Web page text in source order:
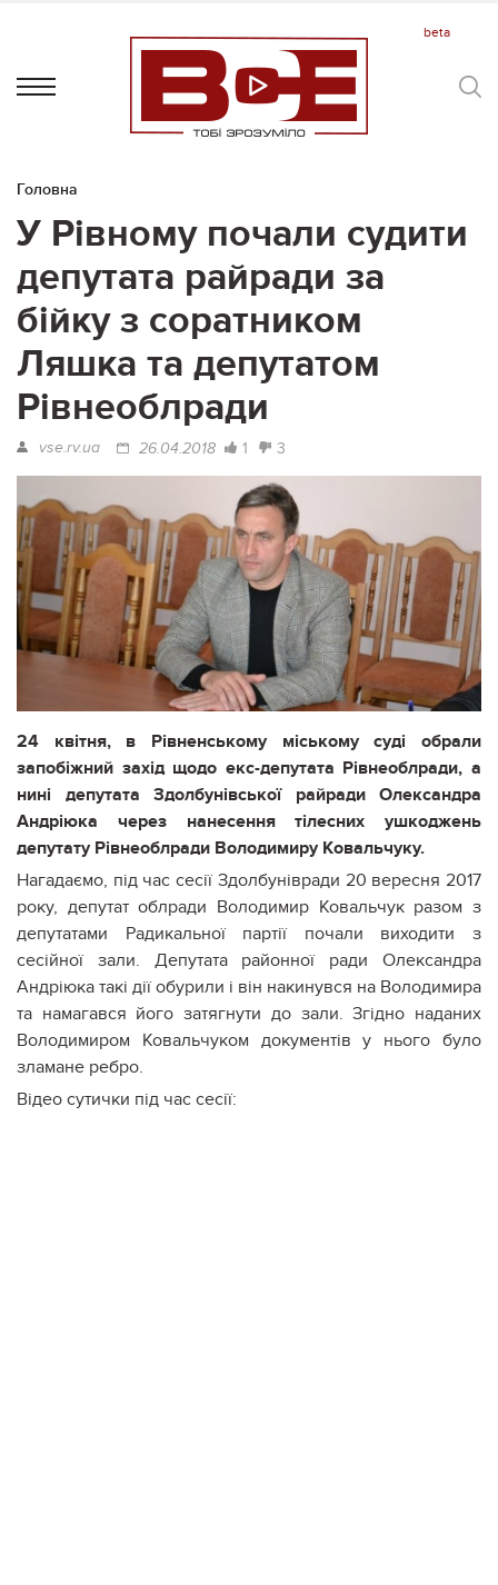
Головна
У Рівному почали судити
депутата райради за
бійку з соратником
Ляшка та депутатом
Рівнеоблради
vse.rv.ua 26.04.2018 1 3
24 квітня, в Рівненському міському суді обрали
запобіжний захід щодо екс-депутата Рівнеоблради, а
нині депутата Здолбунівської райради Олександра
Андріюка через нанесення тілесних ушкоджень
депутату Рівнеоблради Володимиру Ковальчуку.
Нагадаємо, під час сесії Здолбунівради 20 вересня 2017
року, депутат облради Володимир Ковальчук разом з
депутатами Радикальної партії почали виходити з
сесійної зали. Депутата районної ради Олександра
Андріюка такі дії обурили і він накинувся на Володимира
та намагався його затягнути до зали. Згідно наданих
Володимиром Ковальчуком документів у нього було
зламане ребро.
Відео сутички під час сесії: